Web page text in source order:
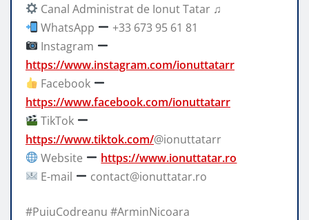
Canal Administrat de Ionut Tatar ♫
WhatsApp
+33 673 95 61 81
Instagram
https://www.instagram.com/ionuttatarr
Facebook
https://www.facebook.com/ionuttatarr
TikTok
https://www.tiktok.com/@ionuttatarr
Website
https://www.ionuttatar.ro
E-mail
contact@ionuttatar.ro
#PuiuCodreanu #ArminNicoara